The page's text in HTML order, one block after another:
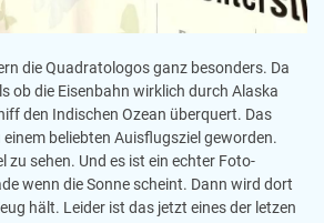
die Quadratologos ganz besonders. Da
ob die Eisenbahn wirklich durch Alaska
den Indischen Ozean überquert. Das
beliebten Auisflugsziel geworden.
zu sehen. Und es ist ein echter Foto-
wenn die Sonne scheint. Dann wird dort
hält. Leider ist das jetzt eines der letzen